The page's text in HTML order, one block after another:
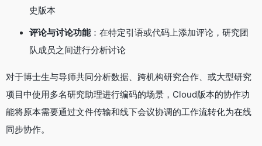
史版本
评论与讨论功能：在特定引语或代码上添加评论，研究团
队成员之间进行分析讨论
对于博士生与导师共同分析数据、跨机构研究合作、或大型研究
项目中使用多名研究助理进行编码的场景，Cloud版本的协作功
能将原本需要通过文件传输和线下会议协调的工作流转化为在线
同步协作。